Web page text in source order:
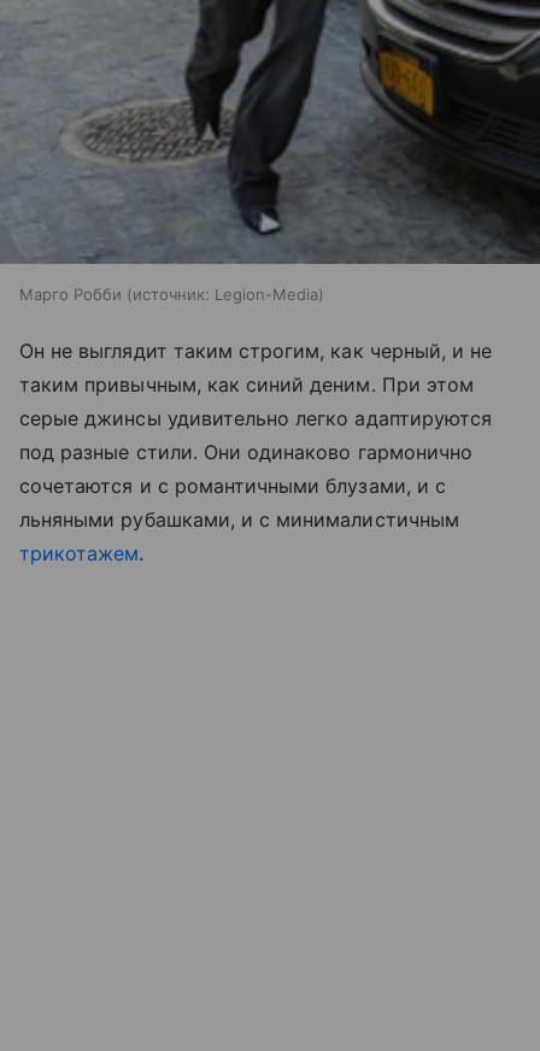
Марго Робби источник: Legion-Media
Он не выглядит таким строгим, как черный, и не
таким привычным, как синий деним. При этом
серые джинсы удивительно легко адаптируются
под разные стили. Они одинаково гармонично
сочетаются и с романтичными блузами, и с
льняными рубашками, и с минималистичным
трикотажем.